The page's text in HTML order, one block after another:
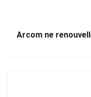
Arcom ne